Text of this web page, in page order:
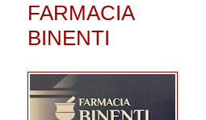
FARMACIA
BINENTI